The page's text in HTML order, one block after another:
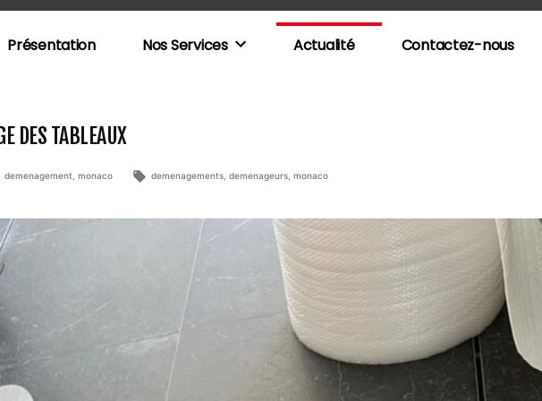
Présentation Nos Services Actualité Contactez-nous
DES TABLEAUX
Publié
demenagement monaco Étiquettes :
demenagements, demenageurs, monaco